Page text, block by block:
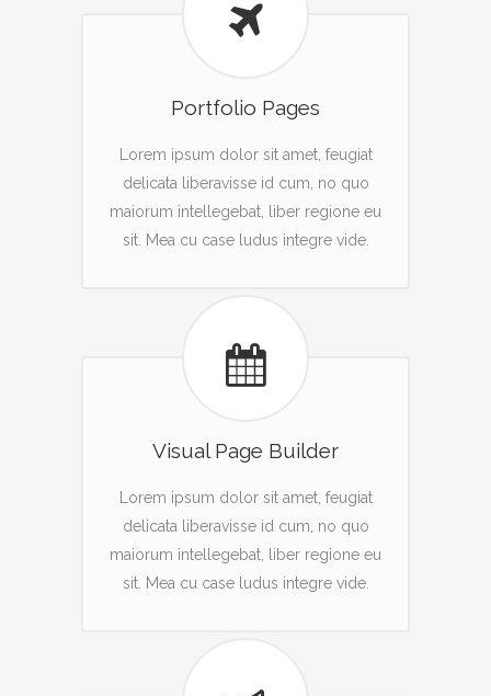
Portfolio Pages
Lorem ipsum dolor sit amet, feugiat
delicata liberavisse id cum, no quo
maiorum intellegebat, liber regione eu
sit. Mea cu case ludus integre vide.
Visual Page Builder
Lorem ipsum dolor sit amet, feugiat
delicata liberavisse id cum, no quo
maiorum intellegebat, liber regione eu
sit. Mea cu case ludus integre vide.